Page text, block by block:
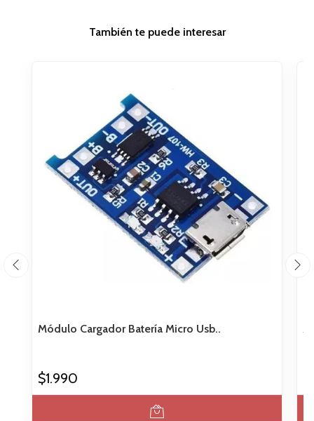
También te puede interesar
Módulo Cargador Batería Micro Usb..
$1.990